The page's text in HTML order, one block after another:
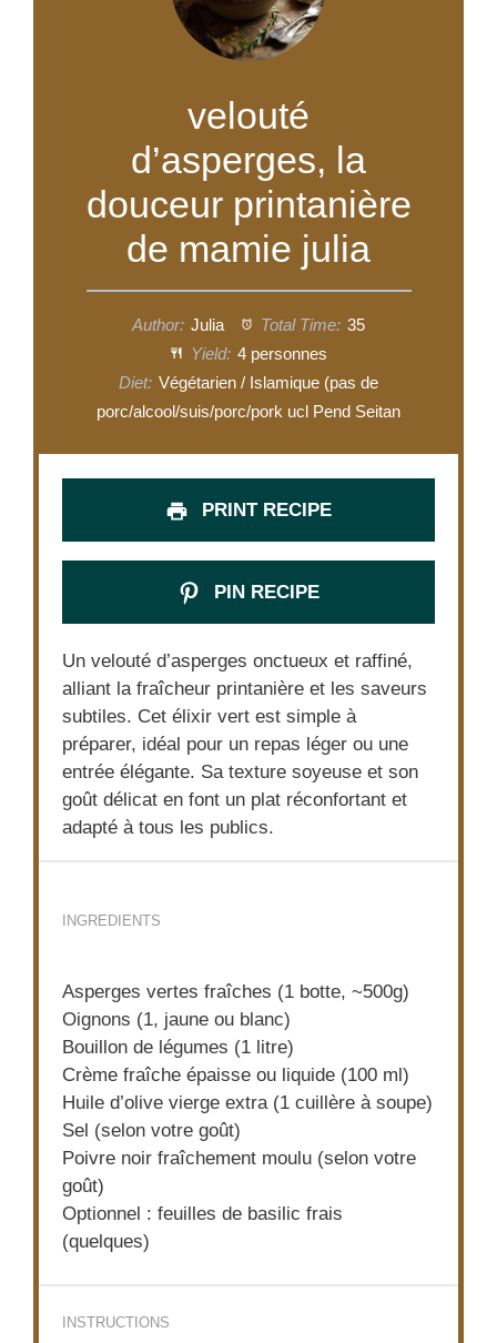
velouté
d’asperges, la
douceur printanière
de mamie julia
Author: Julia Total Time: 35
Yield: 4 personnes
Diet: Végétarien / Islamique (pas de
porc/alcool/suis/porc/pork ucl Pend Seitan
PRINT RECIPE
PIN RECIPE
Un velouté d’asperges onctueux et raffiné,
alliant la fraîcheur printanière et les saveurs
subtiles. Cet élixir vert est simple à
préparer, idéal pour un repas léger ou une
entrée élégante. Sa texture soyeuse et son
goût délicat en font un plat réconfortant et
adapté à tous les publics.
INGREDIENTS
Asperges vertes fraîches (1 botte, ~500g)
Oignons (1, jaune ou blanc)
Bouillon de légumes (1 litre)
Crème fraîche épaisse ou liquide (100 ml)
Huile d’olive vierge extra (1 cuillère à soupe)
Sel (selon votre goût)
Poivre noir fraîchement moulu (selon votre
goût)
Optionnel : feuilles de basilic frais
(quelques)
INSTRUCTIONS